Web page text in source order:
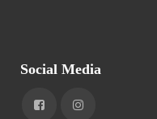
Social Media